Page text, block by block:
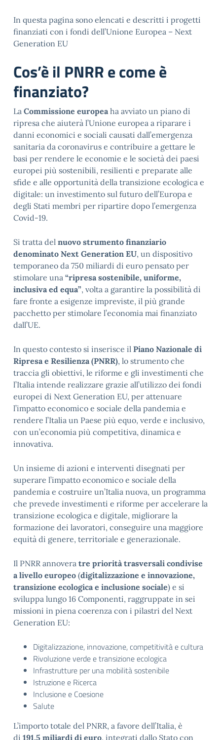
In questa pagina sono elencati e descritti i progetti
finanziati con i fondi dell’Unione Europea – Next
Generation EU
Cos’è il PNRR e come è
finanziato?
La Commissione europeaha avviato un piano di
ripresa che aiuterà l’Unione europea a riparare i
danni economici e sociali causati dall’emergenza
sanitaria da coronavirus e contribuire a gettare le
basi per rendere le economie e le società dei paesi
europei più sostenibili, resilienti e preparate alle
sfide e alle opportunità della transizione ecologica e
digitale: un investimento sul futuro dell’Europa e
degli Stati membri per ripartire dopo l’emergenza
Covid-19.
Si tratta del nuovo strumento finanziario
denominato Next Generation EU, un dispositivo
temporaneo da 750 miliardi di euro pensato per
stimolare una “ripresa sostenibile, uniforme,
inclusiva ed equa”, volta a garantire la possibilità di
fare fronte a esigenze impreviste, il più grande
pacchetto per stimolare l’economia mai finanziato
dall’UE.
In questo contesto si inserisce il Piano Nazionale di
Ripresa e Resilienza (PNRR), lo strumento che
traccia gli obiettivi, le riforme e gli investimenti che
l’Italia intende realizzare grazie all’utilizzo dei fondi
europei di Next Generation EU, per attenuare
l’impatto economico e sociale della pandemia e
rendere l’Italia un Paese più equo, verde e inclusivo,
con un’economia più competitiva, dinamica e
innovativa.
Un insieme di azioni e interventi disegnati per
superare l’impatto economico e sociale della
pandemia e costruire un’Italia nuova, un programma
che prevede investimenti e riforme per accelerare la
transizione ecologica e digitale, migliorare la
formazione dei lavoratori, conseguire una maggiore
equità di genere, territoriale e generazionale.
Il PNRR annovera tre priorità trasversali condivise
a livello europeo (digitalizzazione e innovazione,
transizione ecologica e inclusione sociale) e si
sviluppa lungo 16 Componenti, raggruppate in sei
missioni in piena coerenza con i pilastri del Next
Generation EU:
Digitalizzazione, innovazione, competitività e cultura
Rivoluzione verde e transizione ecologica
Infrastrutture per una mobilità sostenibile
Istruzione e Ricerca
Inclusione e Coesione
Salute
L’importo totale del PNRR, a favore dell’Italia, è
di 191,5 miliardi di euro, integrati dallo Stato con